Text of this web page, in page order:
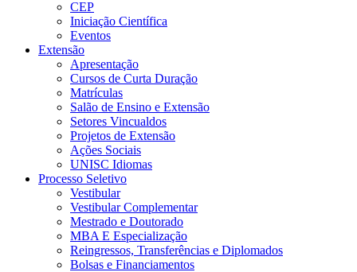
CEP
Iniciação Científica
Eventos
Extensão
Apresentação
Cursos de Curta Duração
Matrículas
Salão de Ensino e Extensão
Setores Vincualdos
Projetos de Extensão
Ações Sociais
UNISC Idiomas
Processo Seletivo
Vestibular
Vestibular Complementar
Mestrado e Doutorado
MBA E Especialização
Reingressos, Transferências e Diplomados
Bolsas e Financiamentos